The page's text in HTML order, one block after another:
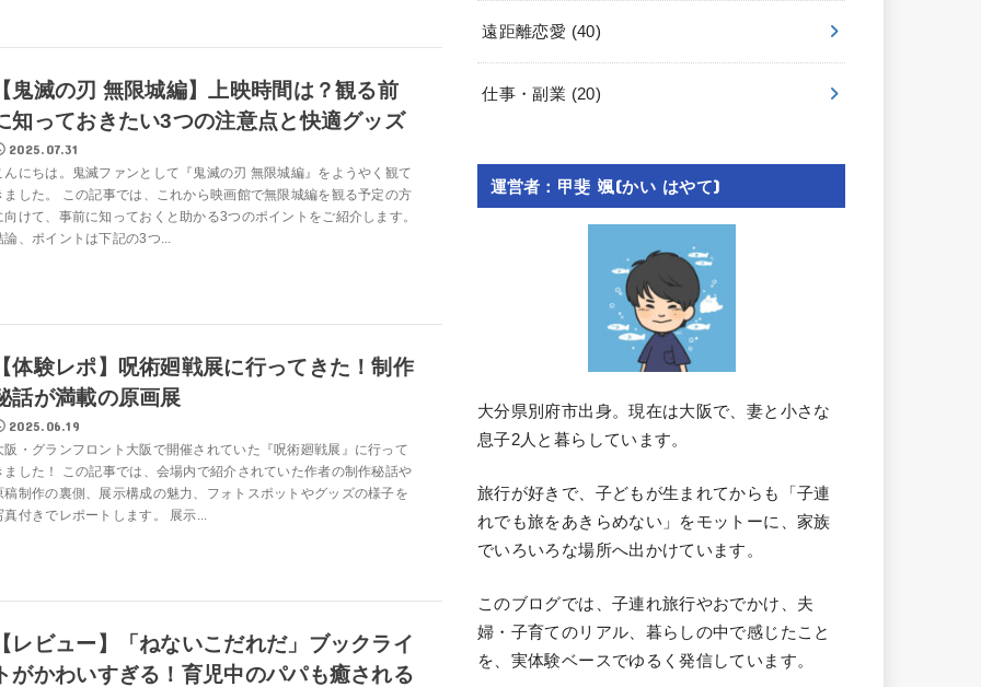
鬼滅の刃 無限城編】上映時間は？観る前
知っておきたい3つの注意点と快適グッズ
2025.07.31
んにちは。鬼滅ファンとして『鬼滅の刃 無限城編』をようやく観て
ました。 この記事では、これから映画館で無限城編を観る予定の方
向けて、事前に知っておくと助かる3つのポイントをご紹介します。
論、ポイントは下記の3つ...
体験レポ】呪術廻戦展に行ってきた！制作
話が満載の原画展
2025.06.19
阪・グランフロント大阪で開催されていた『呪術廻戦展』に行って
ました！ この記事では、会場内で紹介されていた作者の制作秘話や
稿制作の裏側、展示構成の魅力、フォトスポットやグッズの様子を
真付きでレポートします。 展示...
レビュー】「ねないこだれだ」ブックライ
がかわいすぎる！育児中のパパも癒される
遠距離恋愛 (40)
仕事・副業 (20)
運営者：甲斐 颯(かい はやて)
大分県別府市出身。現在は大阪で、妻と小さな
息子2人と暮らしています。
旅行が好きで、子どもが生まれてからも「子連
れでも旅をあきらめない」をモットーに、家族
でいろいろな場所へ出かけています。
このブログでは、子連れ旅行やおでかけ、夫
婦・子育てのリアル、暮らしの中で感じたこと
を、実体験ベースでゆるく発信しています。